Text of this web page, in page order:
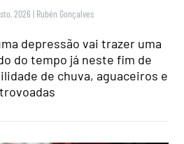
2026 | Rubén Gonçalves
depressão vai trazer uma
do tempo já neste fim de
de chuva, aguaceiros e
trovoadas